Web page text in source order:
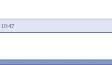
10:47